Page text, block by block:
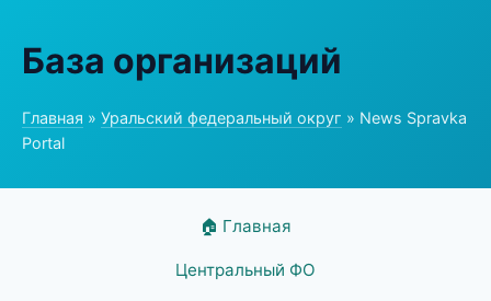
База организаций
Главная » Уральский федеральный округ » News Spravka
Portal
🏠 Главная
Центральный ФО